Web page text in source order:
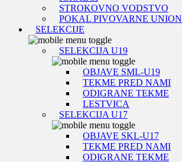
STROKOVNO VODSTVO
POKAL PIVOVARNE UNION
SELEKCIJE
SELEKCIJA U19
OBJAVE SML-U19
TEKME PRED NAMI
ODIGRANE TEKME
LESTVICA
SELEKCIJA U17
OBJAVE SKL-U17
TEKME PRED NAMI
ODIGRANE TEKME